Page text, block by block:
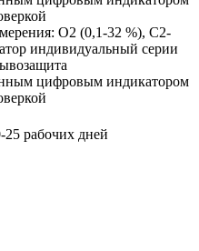
О2 (0,1-32 %), С2-
индивидуальный серии
цифровым индикатором
25 рабочих дней